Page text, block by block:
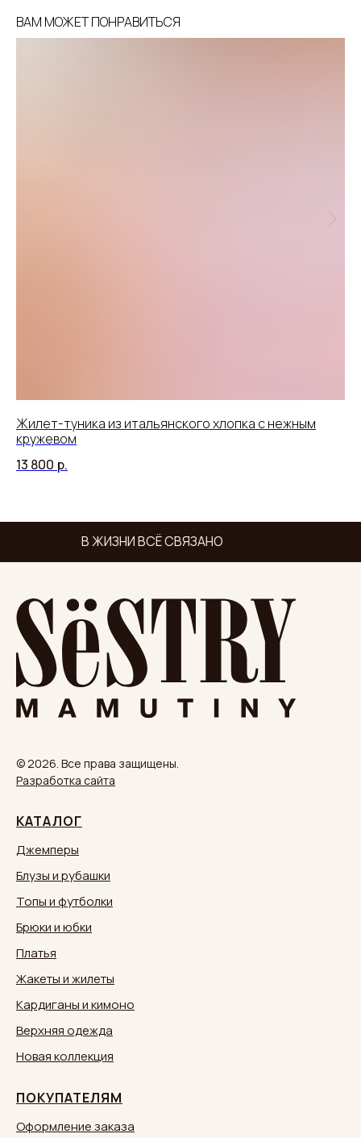
ВАМ МОЖЕТ ПОНРАВИТЬСЯ
Жилет-туника из итальянского хлопка с нежным
кружевом
13 800 р.
В ЖИЗНИ ВСЁ СВЯЗАНО
© 2026. Все права защищены.
Разработка сайта
КАТАЛОГ
Джемперы
Блузы и рубашки
Топы и футболки
Брюки и юбки
Платья
Жакеты и жилеты
Кардиганы и кимоно
Верхняя одежда
Новая коллекция
ПОКУПАТЕЛЯМ
Оформление заказа